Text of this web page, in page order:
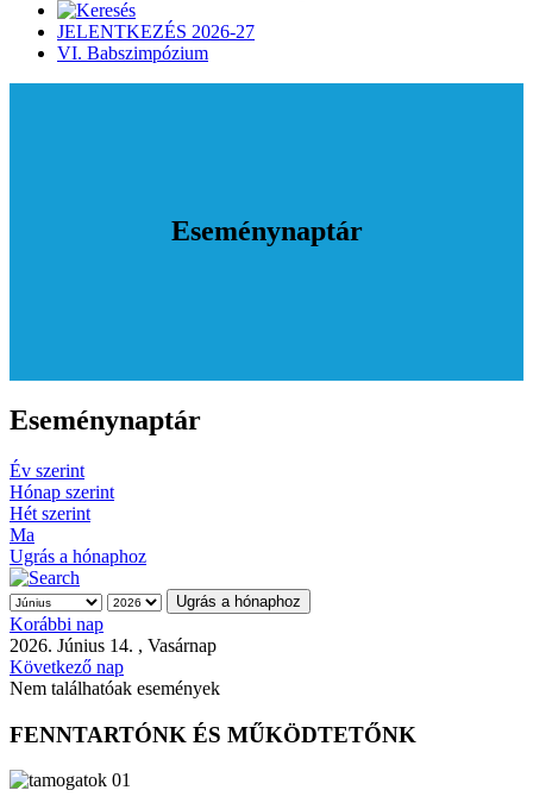
JELENTKEZÉS 2026-27
VI. Babszimpózium
Eseménynaptár
Eseménynaptár
Év szerint
Hónap szerint
Hét szerint
Ma
Ugrás a hónaphoz
Ugrás a hónaphoz
Korábbi nap
2026. Június 14. , Vasárnap
Következő nap
Nem találhatóak események
FENNTARTÓNK ÉS MŰKÖDTETŐNK